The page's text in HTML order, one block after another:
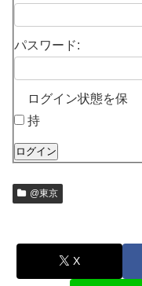
パスワード:
ログイン状態を保
持
ログイン
@東京
X